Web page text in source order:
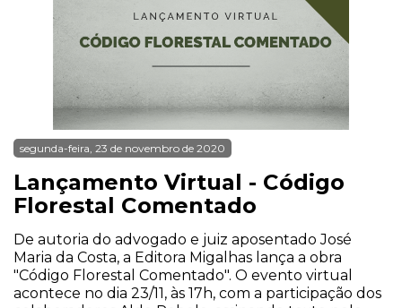
segunda-feira, 23 de novembro de 2020
Lançamento Virtual - Código
Florestal Comentado
De autoria do advogado e juiz aposentado José
Maria da Costa, a Editora Migalhas lança a obra
"Código Florestal Comentado". O evento virtual
acontece no dia 23/11, às 17h, com a participação dos